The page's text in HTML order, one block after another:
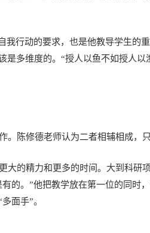
我行动的要求，也是他教导学生
是多维度的。“授人以鱼不如授人
。陈修德老师认为二者相辅相成，
大的精力和更多的时间。大到科研
的。”他把教学放在第一位的同
面手”。